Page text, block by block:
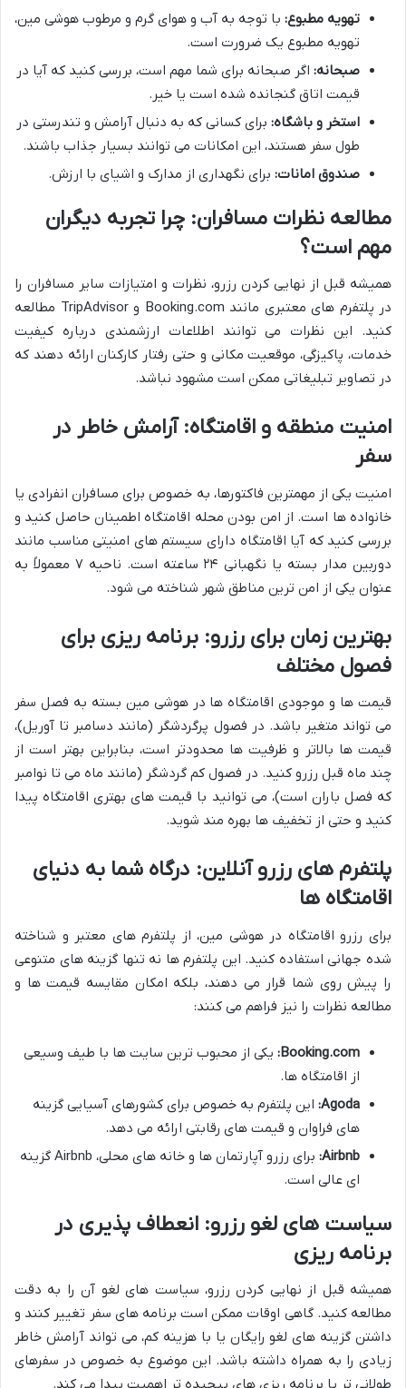
تهویه مطبوع: با توجه به آب و هوای گرم و مرطوب هوشی مین،
تهویه مطبوع یک ضرورت است.
صبحانه: اگر صبحانه برای شما مهم است، بررسی کنید که آیا در
قیمت اتاق گنجانده شده است یا خیر.
استخر و باشگاه: برای کسانی که به دنبال آرامش و تندرستی در
طول سفر هستند، این امکانات می توانند بسیار جذاب باشند.
صندوق امانات: برای نگهداری از مدارک و اشیای با ارزش.
مطالعه نظرات مسافران: چرا تجربه دیگران
مهم است؟
همیشه قبل از نهایی کردن رزرو، نظرات و امتیازات سایر مسافران را
در پلتفرم های معتبری مانند Booking.com و TripAdvisor مطالعه
کنید. این نظرات می توانند اطلاعات ارزشمندی درباره کیفیت
خدمات، پاکیزگی، موقعیت مکانی و حتی رفتار کارکنان ارائه دهند که
در تصاویر تبلیغاتی ممکن است مشهود نباشد.
امنیت منطقه و اقامتگاه: آرامش خاطر در
سفر
امنیت یکی از مهمترین فاکتورها، به خصوص برای مسافران انفرادی یا
خانواده ها است. از امن بودن محله اقامتگاه اطمینان حاصل کنید و
بررسی کنید که آیا اقامتگاه دارای سیستم های امنیتی مناسب مانند
دوربین مدار بسته یا نگهبانی ۲۴ ساعته است. ناحیه ۷ معمولاً به
عنوان یکی از امن ترین مناطق شهر شناخته می شود.
بهترین زمان برای رزرو: برنامه ریزی برای
فصول مختلف
قیمت ها و موجودی اقامتگاه ها در هوشی مین بسته به فصل سفر
می تواند متغیر باشد. در فصول پرگردشگر (مانند دسامبر تا آوریل)،
قیمت ها بالاتر و ظرفیت ها محدودتر است، بنابراین بهتر است از
چند ماه قبل رزرو کنید. در فصول کم گردشگر (مانند ماه می تا نوامبر
که فصل باران است)، می توانید با قیمت های بهتری اقامتگاه پیدا
کنید و حتی از تخفیف ها بهره مند شوید.
پلتفرم های رزرو آنلاین: درگاه شما به دنیای
اقامتگاه ها
برای رزرو اقامتگاه در هوشی مین، از پلتفرم های معتبر و شناخته
شده جهانی استفاده کنید. این پلتفرم ها نه تنها گزینه های متنوعی
را پیش روی شما قرار می دهند، بلکه امکان مقایسه قیمت ها و
مطالعه نظرات را نیز فراهم می کنند:
Booking.com: یکی از محبوب ترین سایت ها با طیف وسیعی
از اقامتگاه ها.
Agoda: این پلتفرم به خصوص برای کشورهای آسیایی گزینه
های فراوان و قیمت های رقابتی ارائه می دهد.
Airbnb:
برای رزرو آپارتمان ها و خانه های محلی، Airbnb گزینه
ای عالی است.
سیاست های لغو رزرو: انعطاف پذیری در
برنامه ریزی
همیشه قبل از نهایی کردن رزرو، سیاست های لغو آن را به دقت
مطالعه کنید. گاهی اوقات ممکن است برنامه های سفر تغییر کنند و
داشتن گزینه های لغو رایگان یا با هزینه کم، می تواند آرامش خاطر
زیادی را به همراه داشته باشد. این موضوع به خصوص در سفرهای